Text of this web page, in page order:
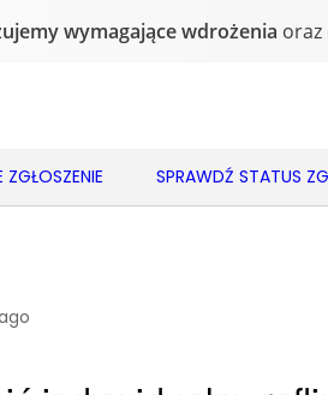
ZGŁOSZENIE SPRAWDŹ STATUS